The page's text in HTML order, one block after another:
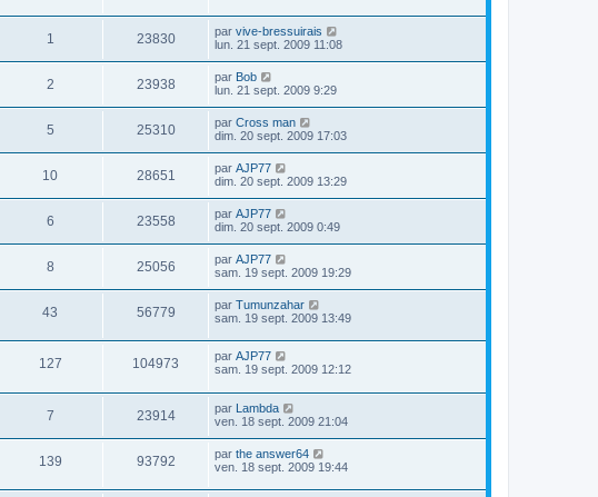
1 23830 par vive-bressuirais
lun. 21 sept. 2009 11:08
2 23938 par Bob
lun. 21 sept. 2009 9:29
5 25310 par Cross man
dim. 20 sept. 2009 17:03
10 28651 par AJP77
dim. 20 sept. 2009 13:29
6 23558 par AJP77
dim. 20 sept. 2009 0:49
8 25056 par AJP77
sam. 19 sept. 2009 19:29
43 56779 par Tumunzahar
sam. 19 sept. 2009 13:49
127 104973 par AJP77
sam. 19 sept. 2009 12:12
7 23914 par Lambda
ven. 18 sept. 2009 21:04
139 93792 par the answer64
ven. 18 sept. 2009 19:44